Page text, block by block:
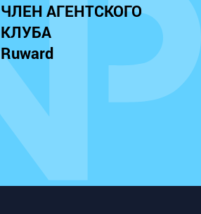
ЧЛЕН АГЕНТСКОГО
КЛУБА
Ruward